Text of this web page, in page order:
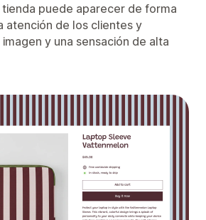
puede aparecer de forma
atención de los clientes y
y una sensación de alta